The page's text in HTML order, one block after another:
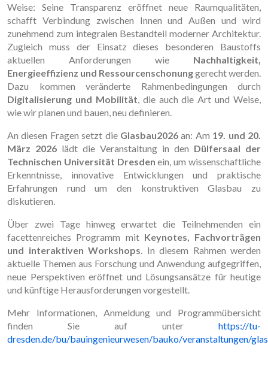
Weise: Seine Transparenz eröffnet neue Raumqualitäten,
schafft Verbindung zwischen Innen und Außen und wird
zunehmend zum integralen Bestandteil moderner Architektur.
Zugleich muss der Einsatz dieses besonderen Baustoffs
aktuellen Anforderungen wie Nachhaltigkeit,
Energieeffizienz und Ressourcenschonunggerecht werden.
Dazu kommen veränderte Rahmenbedingungen durch
Digitalisierung und Mobilität , die auch die Art und Weise,
wie wir planen und bauen, neu definieren.
An diesen Fragen setzt die Glasbau2026 an: Am 19. und 20.
März 2026 lädt die Veranstaltung in den Dülfersaal der
Technischen Universität Dresden ein, um wissenschaftliche
Erkenntnisse, innovative Entwicklungen und praktische
Erfahrungen rund um den konstruktiven Glasbau zu
diskutieren.
Über zwei Tage hinweg erwartet die Teilnehmenden ein
facettenreiches Programm mit Keynotes, Fachvorträgen
und interaktiven Workshops . In diesem Rahmen werden
aktuelle Themen aus Forschung und Anwendung aufgegriffen,
neue Perspektiven eröffnet und Lösungsansätze für heutige
und künftige Herausforderungen vorgestellt.
Mehr Informationen, Anmeldung und Programmübersicht
finden Sie auf unter https://tu-
dresden.de/bu/bauingenieurwesen/bauko/veranstaltungen/